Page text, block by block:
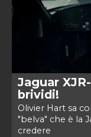
Jaguar
brividi!
Olivier Hart sa
"belva" che è la
credere